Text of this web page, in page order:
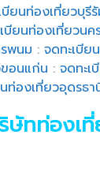
บียนท่องเที่ยวบุรี
บียนท่องเที่ยวนค
พนม :จดทะเบีย
อนแก่น :จดทะเ
ท่องเที่ยวอุดรธา
ษัทท่องเ